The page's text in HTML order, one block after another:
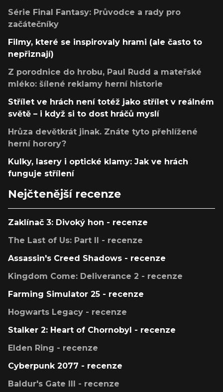
Série Final Fantasy: Průvodce a rady pro
začátečníky
Filmy, které se inspirovaly hrami (ale často to
nepřiznají)
Z porodnice do hrobu, Paul Rudd a mateřské
mléko: šílené reklamy herní historie
Střílet ve hrách není totéž jako střílet v reálném
světě – i když si to dost hráčů myslí
Hrůza devětkrát jinak. Znáte tyto přehlížené
herní horory?
Kulky, lasery i optické klamy: Jak ve hrách
funguje střílení
Nejčtenější recenze
Zaklínač 3: Divoký hon - recenze
The Last of Us: Part II - recenze
Assassin's Creed Shadows - recenze
Kingdom Come: Deliverance 2 - recenze
Farming Simulator 25 - recenze
Hogwarts Legacy - recenze
Stalker 2: Heart of Chornobyl - recenze
Elden Ring - recenze
Cyberpunk 2077 - recenze
Baldur's Gate III - recenze